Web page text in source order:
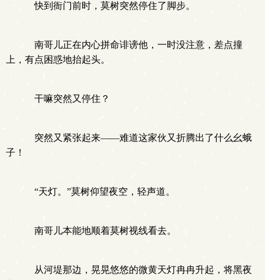
快到衙门前时，莫树突然停住了脚步。
南哥儿正在内心拼命诽谤他，一时没注意，差点撞
上，有点困惑地抬起头。
干嘛突然又停住？
突然又紧张起来——难道这家伙又折腾出了什么幺蛾
子！
“天灯。”莫树仰望夜空，轻声道。
南哥儿本能地顺着莫树视线看去。
从河堤那边，晃晃悠悠的微黄天灯冉冉升起，将黑夜